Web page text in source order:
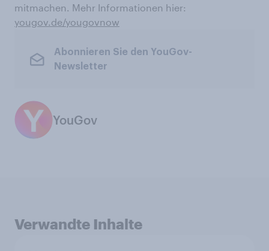
mitmachen. Mehr Informationen hier:
yougov.de/yougovnow
Abonnieren Sie den YouGov-
Newsletter
YouGov
Verwandte Inhalte